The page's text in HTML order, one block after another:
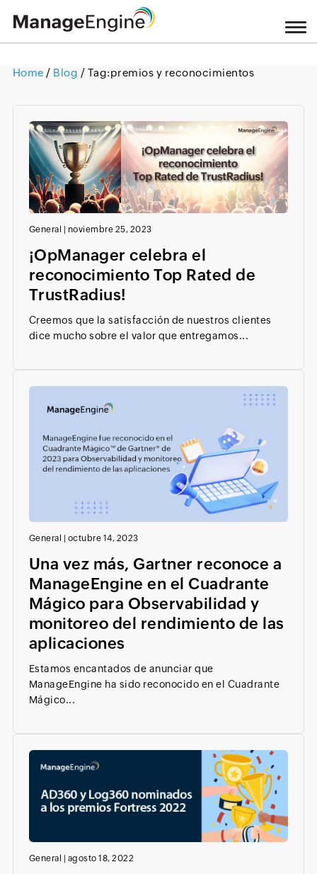
Home / Blog / Tag:premios y reconocimientos
General noviembre 25, 2023
¡OpManager celebra el
reconocimiento Top Rated de
TrustRadius!
Creemos que la satisfacción de nuestros clientes
dice mucho sobre el valor que entregamos...
General | octubre 14, 2023
Una vez más, Gartner reconoce a
ManageEngine en el Cuadrante
Mágico para Observabilidad y
monitoreo del rendimiento de las
aplicaciones
Estamos encantados de anunciar que
ManageEngine ha sido reconocido en el Cuadrante
Mágico...
General | agosto 18, 2022